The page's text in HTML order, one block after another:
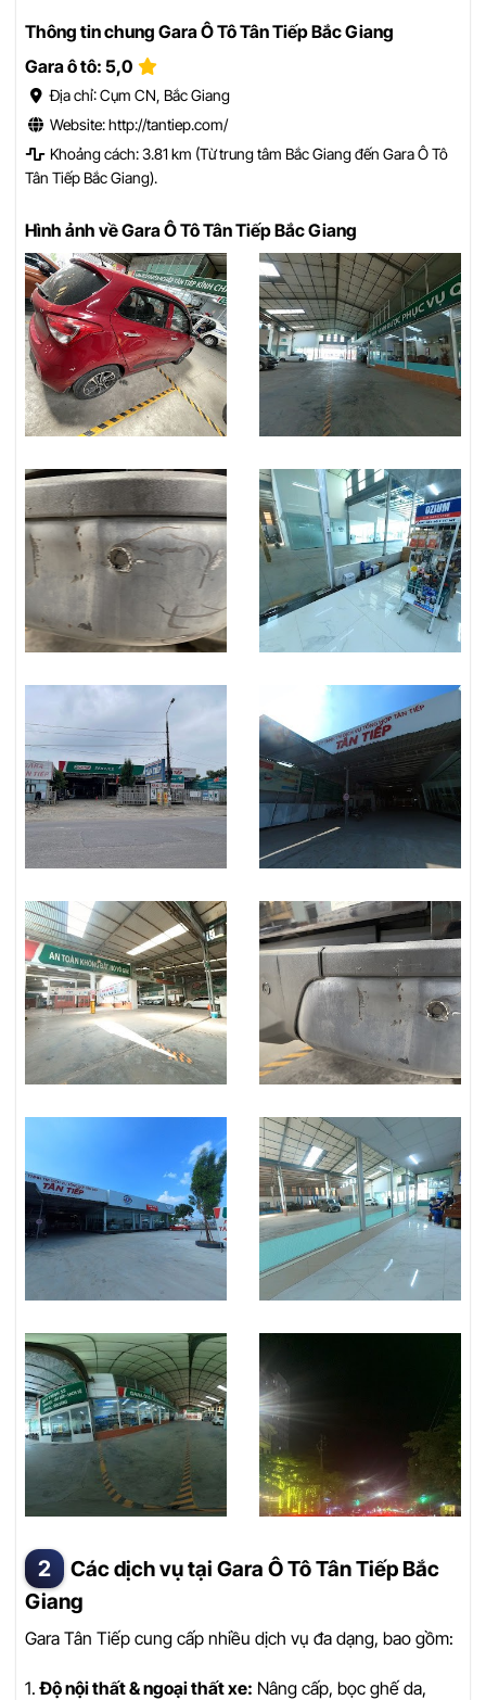
Thông tin chung Gara Ô Tô Tân Tiếp Bắc Giang
Gara ô tô: 5,0
Địa chỉ: Cụm CN, Bắc Giang
Website: http://tantiep.com/
Khoảng cách: 3.81 km (Từ trung tâm Bắc Giang đến Gara Ô Tô
Tân Tiếp Bắc Giang).
Hình ảnh về Gara Ô Tô Tân Tiếp Bắc Giang
Các dịch vụ tại Gara Ô Tô Tân Tiếp Bắc
Giang
Gara Tân Tiếp cung cấp nhiều dịch vụ đa dạng, bao gồm:
1.Độ nội thất & ngoại thất xe: Nâng cấp, bọc ghế da,